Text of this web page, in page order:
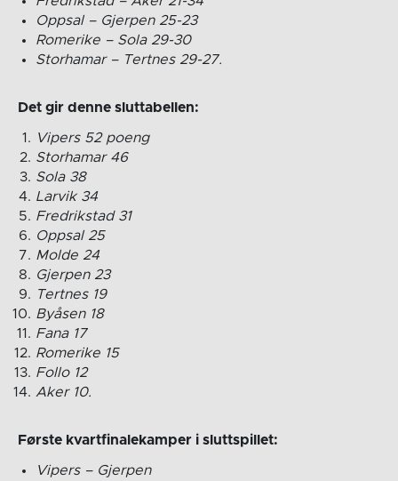
Oppsal – Gjerpen 25-23
Romerike – Sola 29-30
Storhamar – Tertnes 29-27.
Det gir denne sluttabellen:
Vipers 52 poeng
Storhamar 46
Sola 38
Larvik 34
Fredrikstad 31
Oppsal 25
Molde 24
Gjerpen 23
Tertnes 19
Byåsen 18
Fana 17
Romerike 15
Follo 12
Aker 10.
Første kvartfinalekamper i sluttspillet:
Vipers – Gjerpen